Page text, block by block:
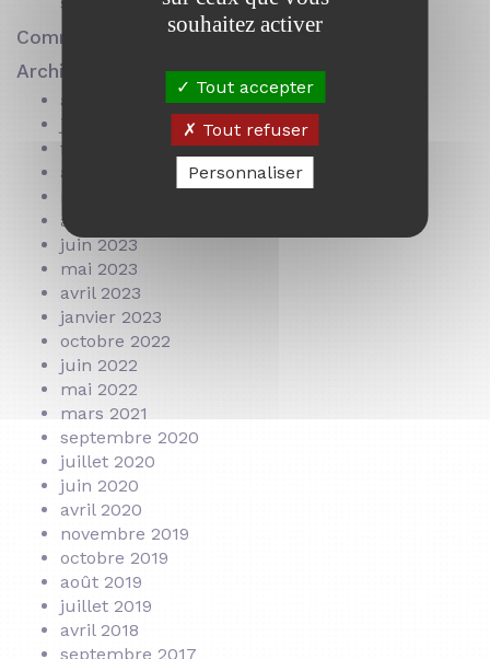
Commentaires récents
Archives
août 2026
juillet 2026
février 2026
avril 2025
août 2023
juin 2023
mai 2023
avril 2023
janvier 2023
octobre 2022
juin 2022
mai 2022
mars 2021
septembre 2020
juillet 2020
juin 2020
avril 2020
novembre 2019
octobre 2019
août 2019
juillet 2019
avril 2018
septembre 2017
souhaitez activer
Tout accepter
Tout refuser
Personnaliser